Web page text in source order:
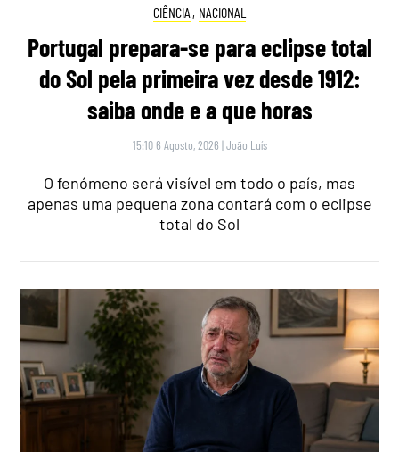
CIÊNCIA , NACIONAL
Portugal prepara-se para eclipse total
do Sol pela primeira vez desde 1912:
saiba onde e a que horas
15:10 6 Agosto, 2026 |João Luís
O fenómeno será visível em todo o país, mas
apenas uma pequena zona contará com o eclipse
total do Sol